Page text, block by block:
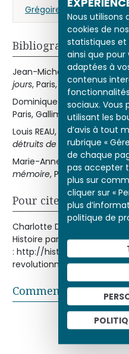
Nous utilisons
cookies de
statistiques et
ainsi que pour
adaptées à
contenus
sociaux. Vous
utilisant les
d’avis à tout
rubrique «
de chaque
pas accepter
plus sur
cliquer sur «
plus
politique de
Grégoire Henri (dit abbé
Bibliographie
Jean-Michel LENIAUD (dir.),
jours, Paris, Gallimard-
Dominique POULOT,Musée,
Paris, Gallimard, 1997.
Louis REAU,
Histoire du
détruits de l’art français , 2
Marie-Anne SIRE,La France
mémoire, Paris, Gallimard,
Pour citer cet article
Charlotte DENOËL, « Le
Histoire par l'image [en
: http://histoire-image.org/
revolutionnaire
Commentaires